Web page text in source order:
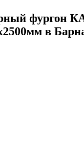
фургон
в